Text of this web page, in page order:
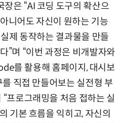
은 “AI 코딩 도구의 확산으
니어도 자신이 원하는 기능
제 동작하는 결과물을 만들
”며 “이번 과정은 비개발자와
를 활용해 홈페이지, 대시보
직접 만들어보는 실전형 부
프로그래밍을 처음 접하는 실
기본 흐름을 익히고, 자신의